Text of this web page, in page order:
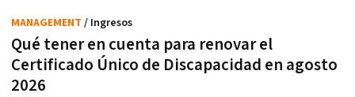
Qué tener en cuenta para renovar el
Certificado Único de Discapacidad en agosto
2026
MANAGEMENT / Ingresos